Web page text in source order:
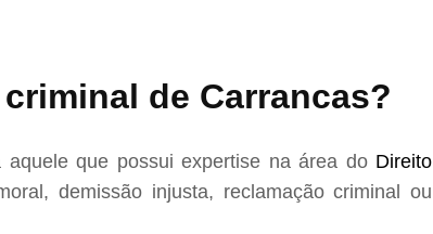
de Carrancas?
que possui expertise na área do Direito
demissão injusta, reclamação criminal ou